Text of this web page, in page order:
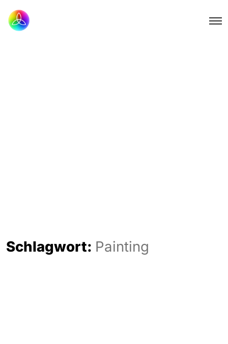
Schlagwort: Painting